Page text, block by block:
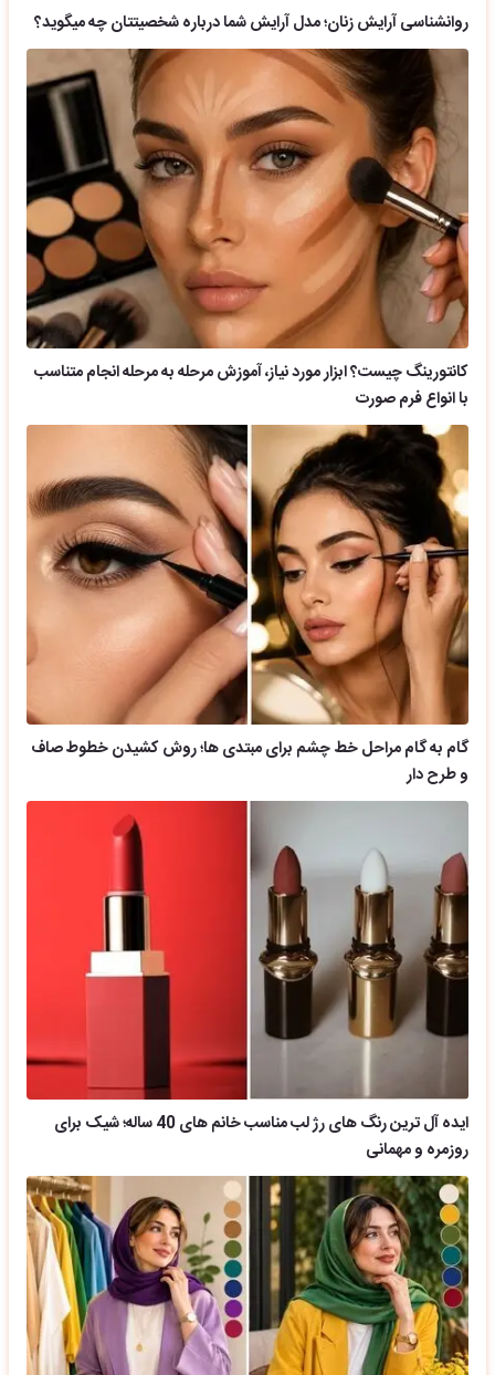
روانشناسی آرایش زنان؛ مدل آرایش شما درباره شخصیتتان چه میگوید؟
کانتورینگ چیست؟ ابزار مورد نیاز، آموزش مرحله به مرحله انجام متناسب
با انواع فرم صورت
گام به گام مراحل خط چشم برای مبتدی ها؛ روش کشیدن خطوط صاف
و طرح دار
ایده آل ترین رنگ های رژ لب مناسب خانم های 40 ساله؛ شیک برای
روزمره و مهمانی